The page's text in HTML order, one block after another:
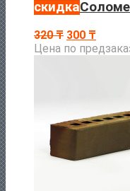
скидка
320₸ 300 ₸
Цена по